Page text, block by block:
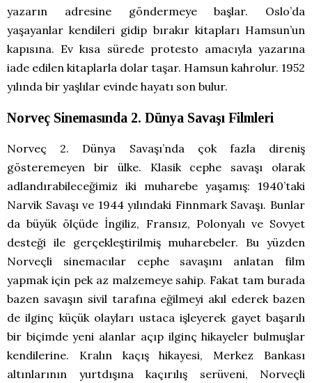
yazarın adresine göndermeye başlar. Oslo’da
yaşayanlar kendileri gidip bırakır kitapları Hamsun’un
kapısına. Ev kısa sürede protesto amacıyla yazarına
iade edilen kitaplarla dolar taşar. Hamsun kahrolur. 1952
yılında bir yaşlılar evinde hayatı son bulur.
Norveç Sinemasında 2. Dünya Savaşı Filmleri
Norveç 2. Dünya Savaşı’nda çok fazla direniş
gösteremeyen bir ülke. Klasik cephe savaşı olarak
adlandırabileceğimiz iki muharebe yaşamış: 1940’taki
Narvik Savaşı ve 1944 yılındaki Finnmark Savaşı. Bunlar
da büyük ölçüde İngiliz, Fransız, Polonyalı ve Sovyet
desteği ile gerçekleştirilmiş muharebeler. Bu yüzden
Norveçli sinemacılar cephe savaşını anlatan film
yapmak için pek az malzemeye sahip. Fakat tam burada
bazen savaşın sivil tarafına eğilmeyi akıl ederek bazen
de ilginç küçük olayları ustaca işleyerek gayet başarılı
bir biçimde yeni alanlar açıp ilginç hikayeler bulmuşlar
kendilerine. Kralın kaçış hikayesi, Merkez Bankası
altınlarının yurtdışına kaçırılış serüveni, Norveçli